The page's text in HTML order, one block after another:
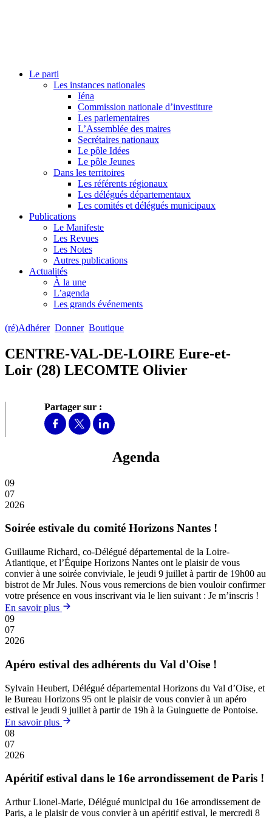
Le parti
Les instances nationales
Iéna
Commission nationale d’investiture
Les parlementaires
L’Assemblée des maires
Secrétaires nationaux
Le pôle Idées
Le pôle Jeunes
Dans les territoires
Les référents régionaux
Les délégués départementaux
Les comités et délégués municipaux
Publications
Le Manifeste
Les Revues
Les Notes
Autres publications
Actualités
À la une
L’agenda
Les grands événements
(ré)Adhérer Donner Boutique
CENTRE-VAL-DE-LOIRE Eure-et-
Loir (28) LECOMTE Olivier
Partager sur :
Agenda
09
07
2026
Soirée estivale du comité Horizons Nantes !
Guillaume Richard, co-Délégué départemental de la Loire-
Atlantique, et l’Équipe Horizons Nantes ont le plaisir de vous
convier à une soirée conviviale, le jeudi 9 juillet à partir de 19h00 au
bistrot de Mr Jules. Nous vous remercions de bien vouloir confirmer
votre présence en vous inscrivant via le lien suivant : Je m’inscris !
En savoir plus
09
07
2026
Apéro estival des adhérents du Val d'Oise !
Sylvain Heubert, Délégué départemental Horizons du Val d’Oise, et
le Bureau Horizons 95 ont le plaisir de vous convier à un apéro
estival le jeudi 9 juillet à partir de 19h à la Guinguette de Pontoise.
En savoir plus
08
07
2026
Apéritif estival dans le 16e arrondissement de Paris !
Arthur Lionel-Marie, Délégué municipal du 16e arrondissement de
Paris, a le plaisir de vous convier à un apéritif estival, le mercredi 8